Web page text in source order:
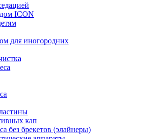
ICON
для иногородних
кап
без брекетов (элайнеры)